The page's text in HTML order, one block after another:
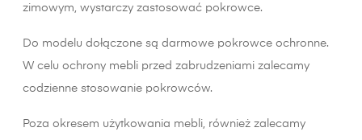
zimowym, wystarczy zastosować pokrowce.
Do modelu dołączone są darmowe pokrowce ochronne.
W celu ochrony mebli przed zabrudzeniami zalecamy
codzienne stosowanie pokrowców.
Poza okresem użytkowania mebli, również zalecamy